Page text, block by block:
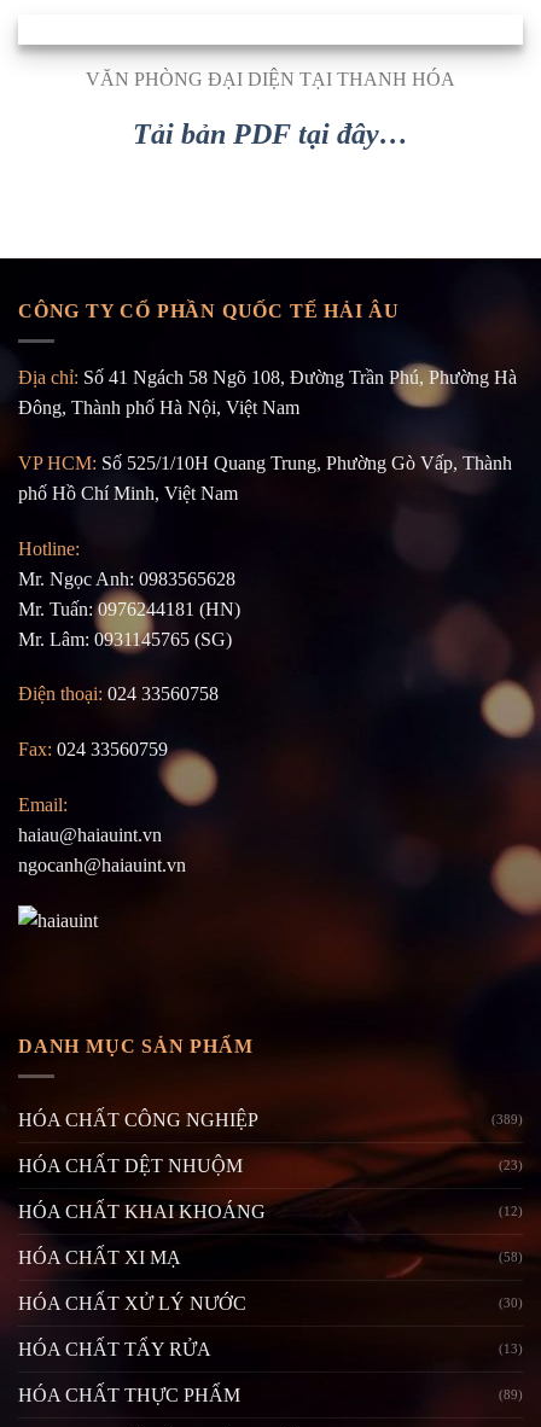
VĂN PHÒNG ĐẠI DIỆN TẠI THANH HÓA
Tải bản PDF tại đây…
CÔNG TY CỔ PHẦN QUỐC TẾ HẢI ÂU
Địa chỉ: Số 41 Ngách 58 Ngõ 108, Đường Trần Phú, Phường Hà
Đông, Thành phố Hà Nội, Việt Nam
VP HCM: Số 525/1/10H Quang Trung, Phường Gò Vấp, Thành
phố Hồ Chí Minh, Việt Nam
Hotline:
Mr. Ngọc Anh: 0983565628
Mr. Tuấn: 0976244181 (HN)
Mr. Lâm: 0931145765 (SG)
Điện thoại: 024 33560758
Fax: 024 33560759
Email:
haiau@haiauint.vn
ngocanh@haiauint.vn
DANH MỤC SẢN PHẨM
HÓA CHẤT CÔNG NGHIỆP (389)
HÓA CHẤT DỆT NHUỘM (23)
HÓA CHẤT KHAI KHOÁNG (12)
HÓA CHẤT XI MẠ (58)
HÓA CHẤT XỬ LÝ NƯỚC (30)
HÓA CHẤT TẨY RỬA (13)
HÓA CHẤT THỰC PHẨM (89)